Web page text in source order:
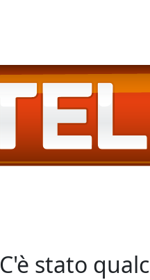
C'è stato